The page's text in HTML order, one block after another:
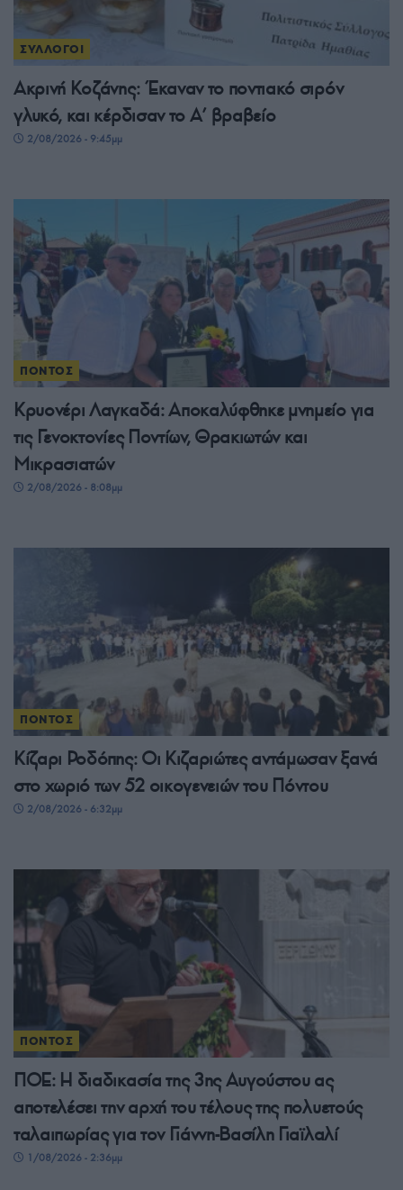
ΣΥΛΛΟΓΟΙ
Ακρινή Κοζάνης: Έκαναν το ποντιακό σιρόν
γλυκό, και κέρδισαν το A’ βραβείο
2/08/2026 - 9:45μμ
ΠΟΝΤΟΣ
Κρυονέρι Λαγκαδά: Αποκαλύφθηκε μνημείο για
τις Γενοκτονίες Ποντίων, Θρακιωτών και
Μικρασιατών
2/08/2026 - 8:08μμ
ΠΟΝΤΟΣ
Κίζαρι Ροδόπης: Οι Κιζαριώτες αντάμωσαν ξανά
στο χωριό των 52 οικογενειών του Πόντου
2/08/2026 - 6:32μμ
ΠΟΝΤΟΣ
ΠΟΕ: Η διαδικασία της 3ης Αυγούστου ας
αποτελέσει την αρχή του τέλους της πολυετούς
ταλαιπωρίας για τον Γιάννη-Βασίλη Γιαϊλαλί
1/08/2026 - 2:36μμ